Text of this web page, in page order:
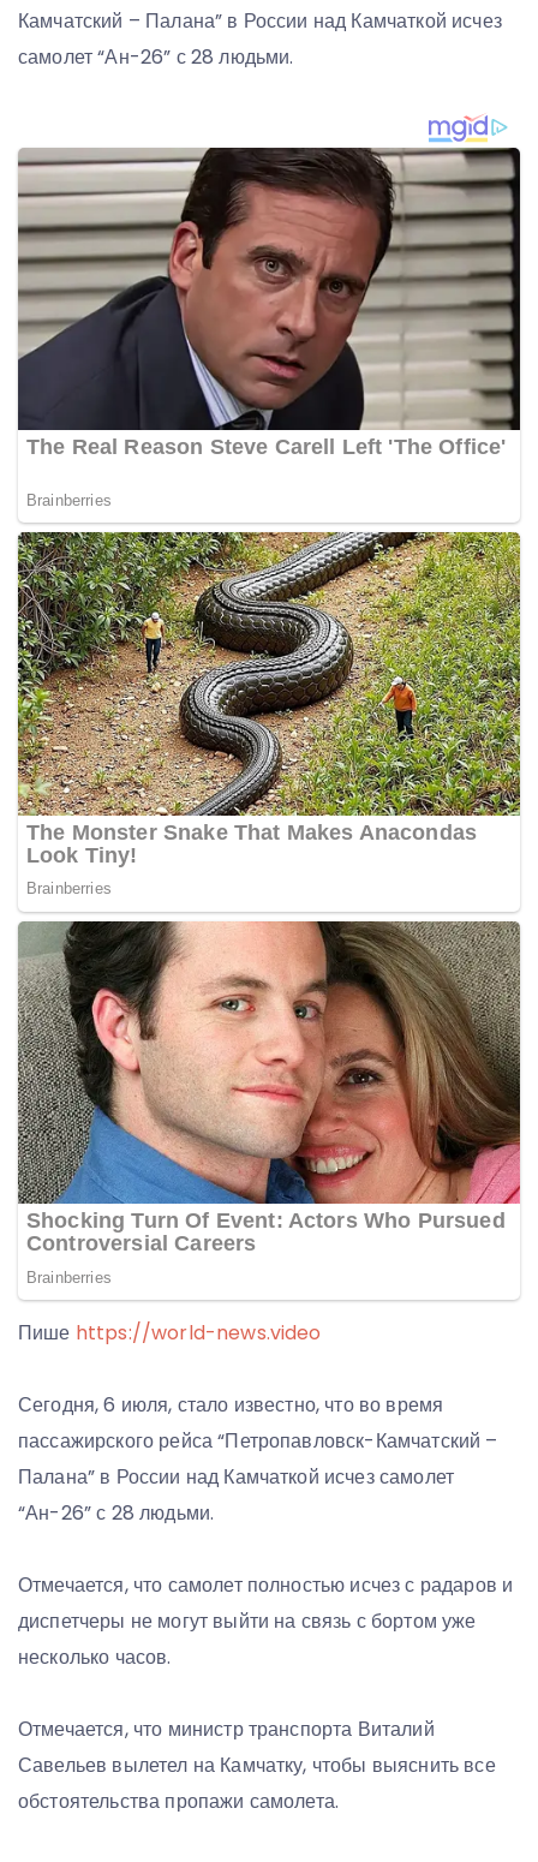
Камчатский – Палана” в России над Камчаткой исчез
самолет “Ан-26” с 28 людьми.
Пише https://world-news.video
Сегодня, 6 июля, стало известно, что во время
пассажирского рейса “Петропавловск-Камчатский –
Палана” в России над Камчаткой исчез самолет
“Ан-26” с 28 людьми.
Отмечается, что самолет полностью исчез с радаров и
диспетчеры не могут выйти на связь с бортом уже
несколько часов.
Отмечается, что министр транспорта Виталий
Савельев вылетел на Камчатку, чтобы выяснить все
обстоятельства пропажи самолета.